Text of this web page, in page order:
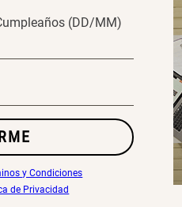
(DD/MM)
y Condiciones
de Privacidad